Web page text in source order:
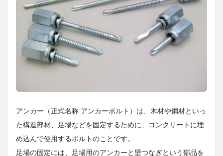
アンカー（正式名称 アンカーボルト）は、木材や鋼材といっ
た構造部材、足場などを固定するために、コンクリートに埋
め込んで使用するボルトのことです。
足場の固定には、足場用のアンカーと壁つなぎという部品を